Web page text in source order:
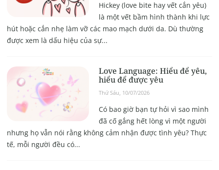
Hickey (love bite hay vết cắn yêu)
là một vết bầm hình thành khi lực
hút hoặc cắn nhẹ làm vỡ các mao mạch dưới da. Dù thường
được xem là dấu hiệu của sự...
Love Language: Hiểu để yêu,
hiểu để được yêu
Thứ Sáu, 10/07/2026
Có bao giờ bạn tự hỏi vì sao mình
đã cố gắng hết lòng vì một người
nhưng họ vẫn nói rằng không cảm nhận được tình yêu? Thực
tế, mỗi người đều có...